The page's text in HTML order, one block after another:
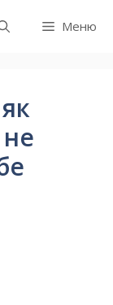
Меню